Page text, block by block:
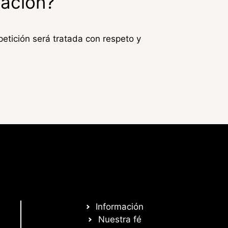
será tratada con respeto y
Información
Nuestra fé